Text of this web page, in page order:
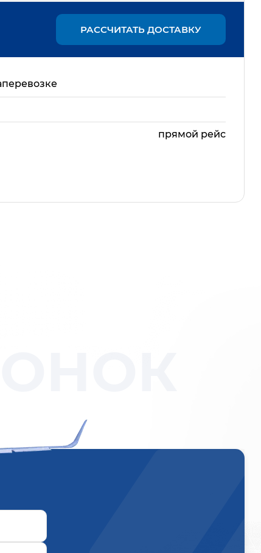
РАССЧИТАТЬ ДОСТАВКУ
прямой рейс